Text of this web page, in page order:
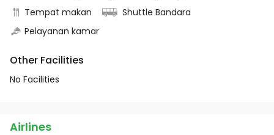
Tempat makan
Shuttle Bandara
Pelayanan kamar
Other Facilities
No Facilities
Airlines